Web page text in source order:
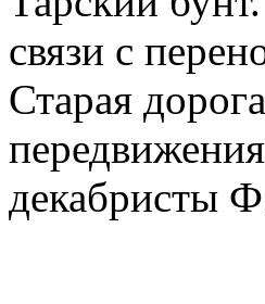
связи с
Старая
декабристы